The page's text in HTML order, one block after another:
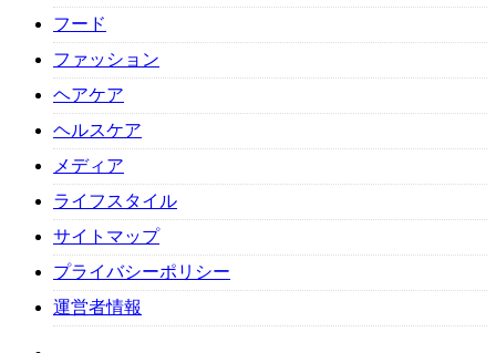
フード
ファッション
ヘアケア
ヘルスケア
メディア
ライフスタイル
サイトマップ
プライバシーポリシー
運営者情報